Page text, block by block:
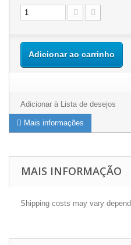
Adicionar ao carrinho
Adicionar à Lista de desejos
Mais informações
MAIS INFORMAÇÃO
Shipping costs may vary